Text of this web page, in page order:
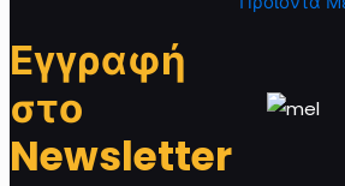
Εγγραφή
στο
Newsletter